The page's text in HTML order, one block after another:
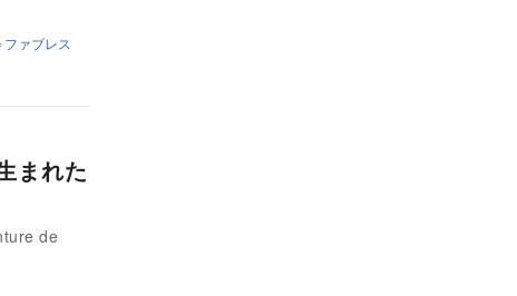
ァブレス
まれた
de